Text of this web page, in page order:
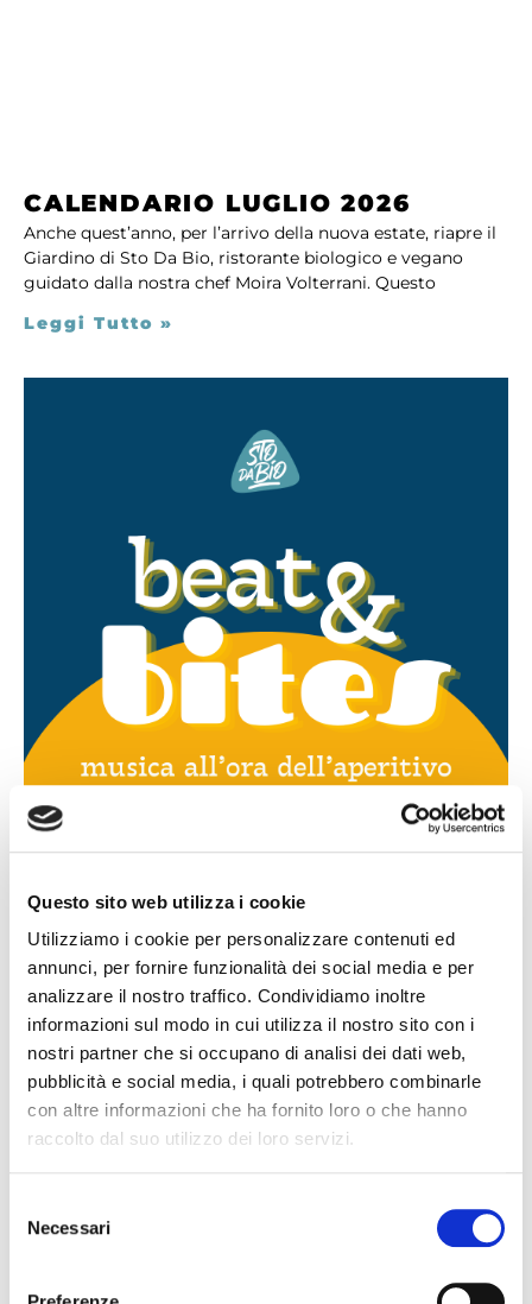
Questo sito web utilizza i cookie
Utilizziamo i cookie per personalizzare contenuti ed
annunci, per fornire funzionalità dei social media e per
analizzare il nostro traffico. Condividiamo inoltre
informazioni sul modo in cui utilizza il nostro sito con i
nostri partner che si occupano di analisi dei dati web,
pubblicità e social media, i quali potrebbero combinarle
con altre informazioni che ha fornito loro o che hanno
raccolto dal suo utilizzo dei loro servizi.
delNecessari
CALENDARIO LUGLIO 2026
Anche quest’anno, per l’arrivo della nuova estate, riapre il
Giardino di Sto Da Bio, ristorante biologico e vegano
guidato dalla nostra chef Moira Volterrani. Questo
Leggi Tutto »